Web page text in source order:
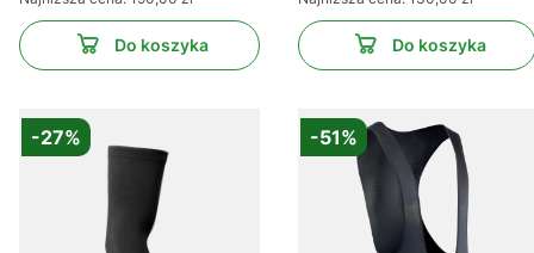
Do koszyka Do koszyka
-27% -51%